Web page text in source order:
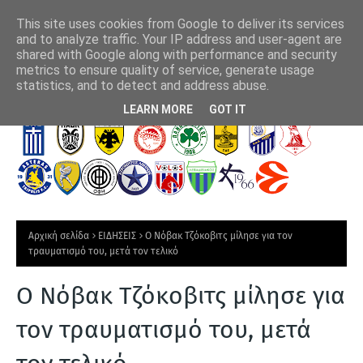
Ε
Υ
Τ
Ι
Α
Παναιτωλικός: Ενίσχυση με τον έμπειρο Μάρβελους Νακάμπα
Αρχική σελίδα ΕΙΔΗΣΕΙΣ
Ο Νόβακ Τζόκοβιτς μίλησε για τον
τραυματισμό του, μετά τον τελικό
Ο Νόβακ Τζόκοβιτς μίλησε για
τον τραυματισμό του, μετά
This site uses cookies from Google to deliver its services
and to analyze traffic. Your IP address and user-agent are
shared with Google along with performance and security
metrics to ensure quality of service, generate usage
statistics, and to detect and address abuse.
LEARN MORE GOT IT